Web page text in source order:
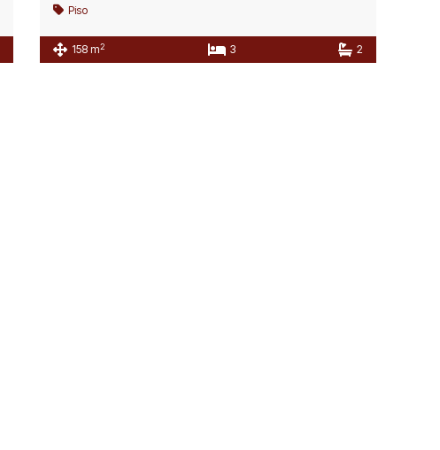
Piso
158 m2 3 2